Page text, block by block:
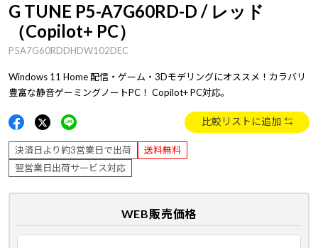
G TUNE P5-A7G60RD-D / レッド
（Copilot+ PC）
P5A7G60RDDHDW102DEC
Windows 11 Home 配信・ゲーム・3Dモデリングにオススメ！カラバリ
豊富な静音ゲーミングノートPC！ Copilot+ PC対応。
比較リストに追加
決済日より約3営業日で出荷
送料無料
翌営業日出荷サービス対応
WEB販売価格